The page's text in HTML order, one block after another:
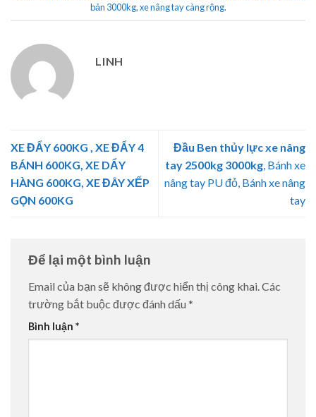
bản 3000kg,xe nâng tay càng rộng.
LINH
XE ĐẨY 600KG , XE ĐẨY 4
BÁNH 600KG, XE DẨY
HÀNG 600KG, XE ĐÂY XẾP
GỌN 600KG
Đầu Ben thủy lực xe nâng
tay 2500kg 3000kg, Bánh xe
nâng tay PU đỏ, Bánh xe nâng
tay
Để lại một bình luận
Email của bạn sẽ không được hiển thị công khai.Các
trường bắt buộc được đánh dấu *
Bình luận *